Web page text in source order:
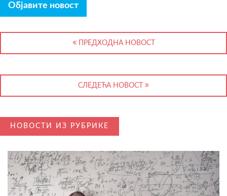
Објавите новост
ПРЕДХОДНА НОВОСТ
СЛЕДЕЋА НОВОСТ
НОВОСТИ ИЗ РУБРИКЕ